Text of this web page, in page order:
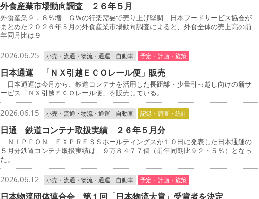
外食産業市場動向調査 ２６年５月
外食産業９．８％増 ＧＷの行楽需要で売り上げ堅調 日本フードサービス協会が
まとめた２０２６年５月の外食産業市場動向調査によると、外食全体の売上高の前
年同月比は９
2026.06.25 小売・流通・物流・通運・自動車 予定・計画・施策
日本通運 「ＮＸ引越ＥＣＯレール便」販売
日本通運は今月から、鉄道コンテナを活用した長距離・少量引っ越し向けの新サ
ービス「ＮＸ引越ＥＣＯレール便」を販売している。
2026.06.15 小売・流通・物流・通運・自動車 記録・調査・統計
日通 鉄道コンテナ取扱実績 ２６年５月分
ＮＩＰＰＯＮ ＥＸＰＲＥＳＳホールディングスが１０日に発表した日本通運の
５月分鉄道コンテナ取扱実績は、９万８４７７個（前年同期比９２・５％）となっ
た。
2026.06.12 小売・流通・物流・通運・自動車 予定・計画・施策
日本物流団体連合会 第１回「日本物流大賞」受賞者を決定